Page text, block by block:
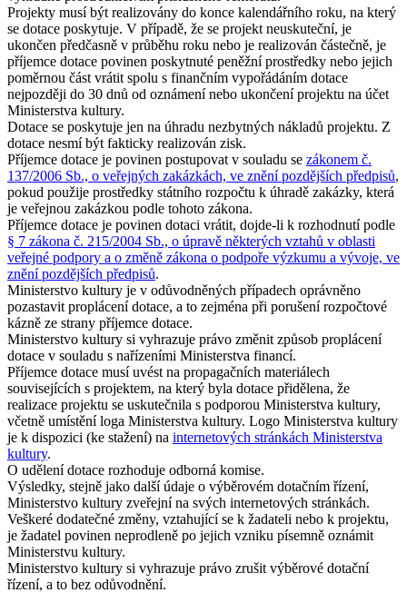
Projekty musí být realizovány do konce kalendářního roku, na který
se dotace poskytuje. V případě, že se projekt neuskuteční, je
ukončen předčasně v průběhu roku nebo je realizován částečně, je
příjemce dotace povinen poskytnuté peněžní prostředky nebo jejich
poměrnou část vrátit spolu s finančním vypořádáním dotace
nejpozději do 30 dnů od oznámení nebo ukončení projektu na účet
Ministerstva kultury.
Dotace se poskytuje jen na úhradu nezbytných nákladů projektu. Z
dotace nesmí být fakticky realizován zisk.
Příjemce dotace je povinen postupovat v souladu se zákonem č.
137/2006 Sb., o veřejných zakázkách, ve znění pozdějších předpisů,
pokud použije prostředky státního rozpočtu k úhradě zakázky, která
je veřejnou zakázkou podle tohoto zákona.
Příjemce dotace je povinen dotaci vrátit, dojde-li k rozhodnutí podle
§ 7 zákona č. 215/2004 Sb., o úpravě některých vztahů v oblasti
veřejné podpory a o změně zákona o podpoře výzkumu a vývoje, ve
znění pozdějších předpisů.
Ministerstvo kultury je v odůvodněných případech oprávněno
pozastavit proplácení dotace, a to zejména při porušení rozpočtové
kázně ze strany příjemce dotace.
Ministerstvo kultury si vyhrazuje právo změnit způsob proplácení
dotace v souladu s nařízeními Ministerstva financí.
Příjemce dotace musí uvést na propagačních materiálech
souvisejících s projektem, na který byla dotace přidělena, že
realizace projektu se uskutečnila s podporou Ministerstva kultury,
včetně umístění loga Ministerstva kultury. Logo Ministerstva kultury
je k dispozici (ke stažení) na internetových stránkách Ministerstva
kultury.
O udělení dotace rozhoduje odborná komise.
Výsledky, stejně jako další údaje o výběrovém dotačním řízení,
Ministerstvo kultury zveřejní na svých internetových stránkách.
Veškeré dodatečné změny, vztahující se k žadateli nebo k projektu,
je žadatel povinen neprodleně po jejich vzniku písemně oznámit
Ministerstvu kultury.
Ministerstvo kultury si vyhrazuje právo zrušit výběrové dotační
řízení, a to bez odůvodnění.